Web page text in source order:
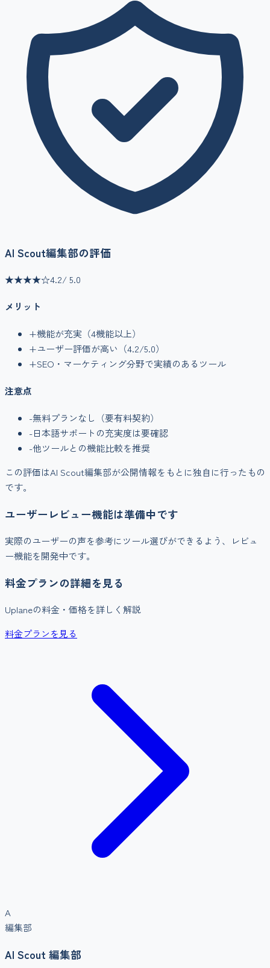
AI Scout編集部の評価
★★★★☆4.2/ 5.0
メリット
+機能が充実（4機能以上）
+ユーザー評価が高い（4.2/5.0）
+SEO・マーケティング分野で実績のあるツール
注意点
-無料プランなし（要有料契約）
-日本語サポートの充実度は要確認
-他ツールとの機能比較を推奨
この評価はAI Scout編集部が公開情報をもとに独自に行ったもの
です。
ユーザーレビュー機能は準備中です
実際のユーザーの声を参考にツール選びができるよう、レビュ
ー機能を開発中です。
料金プランの詳細を見る
Uplaneの料金・価格を詳しく解説
料金プランを見る
A
編集部
AI Scout 編集部